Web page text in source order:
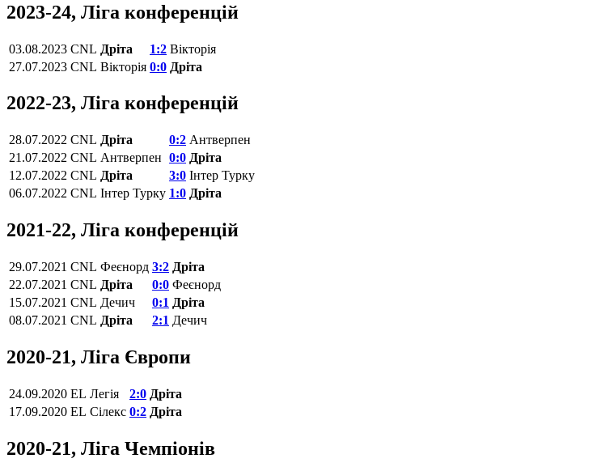
2023-24, Ліга конференцій
03.08.2023 CNL Дріта 1:2 Вікторія
27.07.2023 CNL Вікторія 0:0 Дріта
2022-23, Ліга конференцій
28.07.2022 CNL Дріта 0:2 Антверпен
21.07.2022 CNL Антверпен 0:0 Дріта
12.07.2022 CNL Дріта 3:0 Інтер Турку
06.07.2022 CNL Інтер Турку 1:0 Дріта
2021-22, Ліга конференцій
29.07.2021 СNL Феєнорд 3:2 Дріта
22.07.2021 СNL Дріта 0:0 Феєнорд
15.07.2021 СNL Дечич 0:1 Дріта
08.07.2021 СNL Дріта 2:1 Дечич
2020-21, Ліга Європи
24.09.2020 EL Легія 2:0 Дріта
17.09.2020 EL Сілекс 0:2 Дріта
2020-21, Ліга Чемпіонів